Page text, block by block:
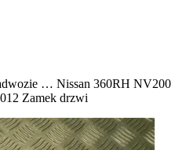
… Nissan 360RH NV200
Zamek drzwi